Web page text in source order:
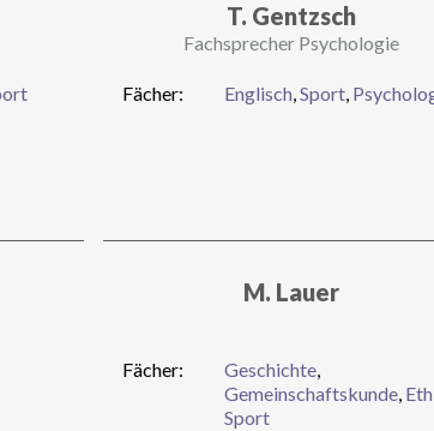
T. Gentzsch
Fachsprecher Psychologie
Fächer: Englisch,Sport,
M. Lauer
Fächer: Geschichte,
Gemeinschaftskunde,
Sport